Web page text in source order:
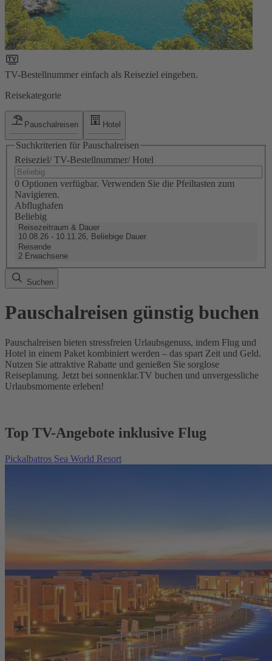
TV-Bestellnummer einfach als Reiseziel eingeben.
Reisekategorie
Pauschalreisen Hotel
Suchkriterien für Pauschalreisen
Reiseziel/ TV-Bestellnummer/ Hotel
0 Optionen verfügbar. Verwenden Sie die Pfeiltasten zum
Navigieren.
Abflughafen
Beliebig
Reisezeitraum & Dauer
10.08.26 - 10.11.26, Beliebige Dauer
Reisende
2 Erwachsene
Suchen
Pauschalreisen günstig buchen
Pauschalreisen bieten stressfreien Urlaubsgenuss, indem Flug und
Hotel in einem Paket kombiniert werden – das spart Zeit und Geld.
Nutzen Sie attraktive Rabatte und genießen Sie sorglose
Reiseplanung. Jetzt bei sonnenklar.TV buchen und unvergessliche
Urlaubsmomente erleben!
Top TV-Angebote inklusive Flug
Pickalbatros Sea World Resort